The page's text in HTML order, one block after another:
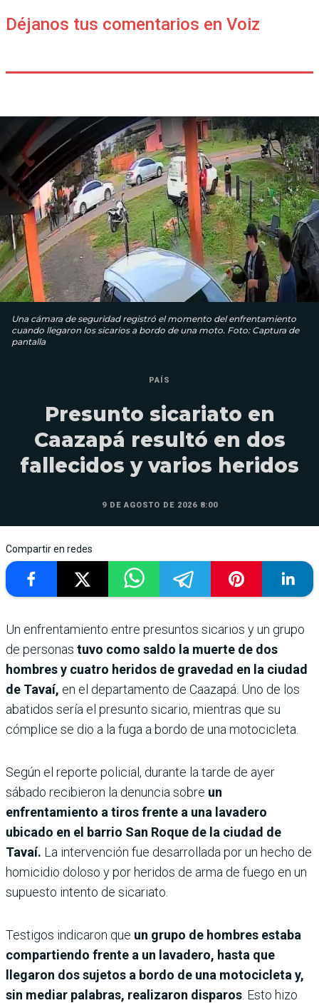
Déjanos tus comentarios en Voiz
Una cámara de seguridad registró el momento del enfrentamiento
cuando llegaron los sicarios a bordo de una moto. Foto: Captura de
pantalla
PAÍS
Presunto sicariato en
Caazapá resultó en dos
fallecidos y varios heridos
9 DE AGOSTO DE 2026 8:00
Compartir en redes
Un enfrentamiento entre presuntos sicarios y un grupo
de personas tuvo como saldo la muerte de dos
hombres y cuatro heridos de gravedad en la ciudad
de Tavaí, en el departamento de Caazapá. Uno de los
abatidos sería el presunto sicario, mientras que su
cómplice se dio a la fuga a bordo de una motocicleta.
Según el reporte policial, durante la tarde de ayer
sábado recibieron la denuncia sobre un
enfrentamiento a tiros frente a una lavadero
ubicado en el barrio San Roque de la ciudad de
Tavaí. La intervención fue desarrollada por un hecho de
homicidio doloso y por heridos de arma de fuego en un
supuesto intento de sicariato.
Testigos indicaron que un grupo de hombres estaba
compartiendo frente a un lavadero, hasta que
llegaron dos sujetos a bordo de una motocicleta y,
sin mediar palabras, realizaron disparos . Esto hizo